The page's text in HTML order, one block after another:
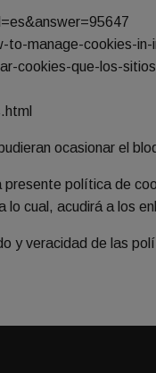
to-manage-cookies-
cookies-que-los-
ocasionar el
política de
cual, acudirá a los
y veracidad de las